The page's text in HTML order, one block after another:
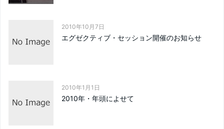
2010年10月7日
エグゼクティブ・セッション開催のお知らせ
2010年1月1日
2010年・年頭によせて